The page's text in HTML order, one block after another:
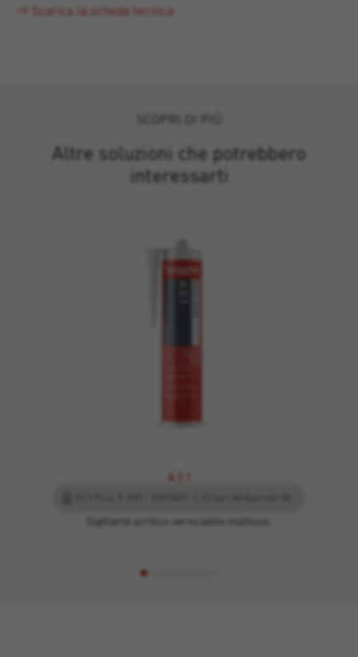
Scarica la scheda tecnica
Altre soluzioni che potrebbero
interessarti
A 2.1
Sigillante acrilico verniciabile multiuso.